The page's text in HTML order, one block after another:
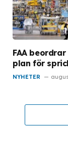
FAA
plan för
NYHETER